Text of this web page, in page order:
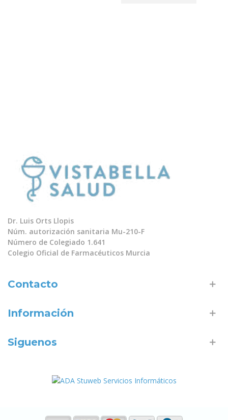
Dr. Luis Orts Llopis
Núm. autorización sanitaria Mu-210-F
Número de Colegiado 1.641
Colegio Oficial de Farmacéuticos Murcia
Contacto
Información
Siguenos